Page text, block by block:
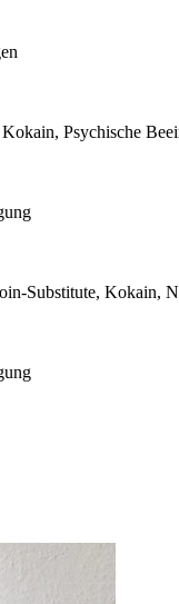
Psychische
Substitute, Kokain,